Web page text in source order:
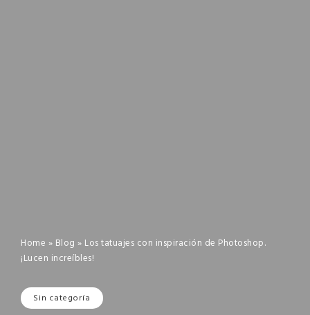
Home » Blog » Los tatuajes con inspiración de Photoshop.
¡Lucen increíbles!
Sin categoría